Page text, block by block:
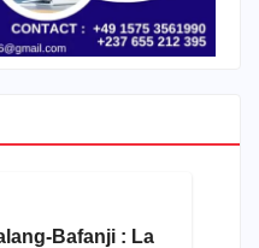
Bafanji : La